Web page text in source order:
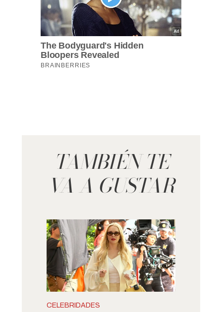
TAMBIÉN TE
VA A GUSTAR
CELEBRIDADES